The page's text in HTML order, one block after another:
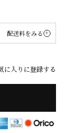
配送料をみる
に入りに登録する